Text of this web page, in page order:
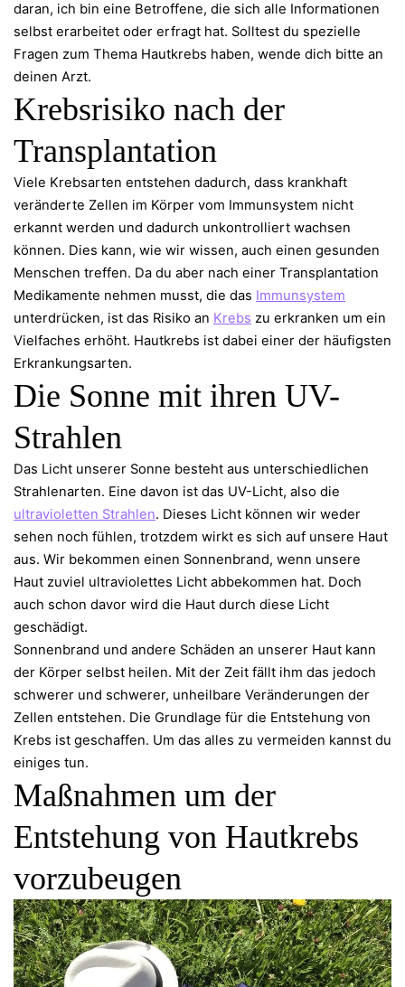
daran, ich bin eine Betroffene, die sich alle Informationen
selbst erarbeitet oder erfragt hat. Solltest du spezielle
Fragen zum Thema Hautkrebs haben, wende dich bitte an
deinen Arzt.
Krebsrisiko nach der
Transplantation
Viele Krebsarten entstehen dadurch, dass krankhaft
veränderte Zellen im Körper vom Immunsystem nicht
erkannt werden und dadurch unkontrolliert wachsen
können. Dies kann, wie wir wissen, auch einen gesunden
Menschen treffen. Da du aber nach einer Transplantation
Medikamente nehmen musst, die das Immunsystem
unterdrücken, ist das Risiko an Krebs zu erkranken um ein
Vielfaches erhöht. Hautkrebs ist dabei einer der häufigsten
Erkrankungsarten.
Die Sonne mit ihren UV-
Strahlen
Das Licht unserer Sonne besteht aus unterschiedlichen
Strahlenarten. Eine davon ist das UV-Licht, also die
ultravioletten Strahlen. Dieses Licht können wir weder
sehen noch fühlen, trotzdem wirkt es sich auf unsere Haut
aus. Wir bekommen einen Sonnenbrand, wenn unsere
Haut zuviel ultraviolettes Licht abbekommen hat. Doch
auch schon davor wird die Haut durch diese Licht
geschädigt.
Sonnenbrand und andere Schäden an unserer Haut kann
der Körper selbst heilen. Mit der Zeit fällt ihm das jedoch
schwerer und schwerer, unheilbare Veränderungen der
Zellen entstehen. Die Grundlage für die Entstehung von
Krebs ist geschaffen. Um das alles zu vermeiden kannst du
einiges tun.
Maßnahmen um der
Entstehung von Hautkrebs
vorzubeugen